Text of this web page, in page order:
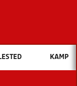
vil du søge efter?
NYHEDER
KAMP